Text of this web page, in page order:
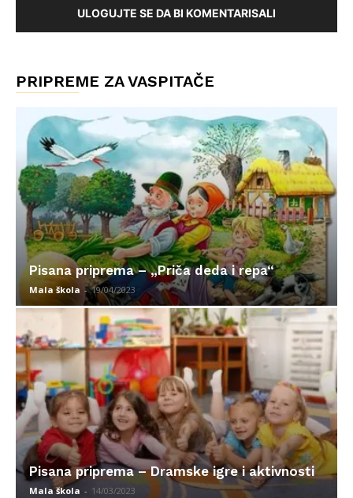
ULOGUJTE SE DA BI KOMENTARISALI
PRIPREME ZA VASPITAČE
Pisana priprema – „Priča deda i repa“
Mala škola - 19/04/2023
Pisana priprema – Dramske igre i aktivnosti
Mala škola - 14/03/2023